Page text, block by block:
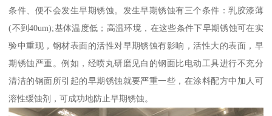
条件、便不会发生早期锈蚀。发生早期锈蚀有三个条件：乳胶漆薄
(不到40um);基体温度低；高温环境，在这些条件下早期锈蚀可在实
验中重现，钢材表面的活性对早期锈蚀有影响，活性大的表面，早
期锈蚀严重。例如，经喷丸研磨见白的钢面比电动工具进行不充分
清洁的钢面所引起的早期锈蚀就要严重一些，在涂料配方中加人可
溶性缓蚀剂，可成功地防止早期锈蚀。